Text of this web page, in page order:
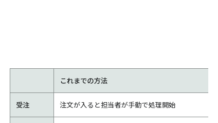
これまでの方法
受注 注文が入ると担当者が手動で処理開始